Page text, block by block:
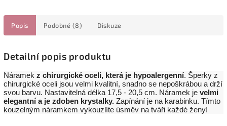
Popis Podobné (8) Diskuze
Detailní popis produktu
Náramek z chirurgické oceli, která je hypoalergenní. Šperky z
chirurgické oceli jsou velmi kvalitní, snadno se nepoškrábou a drží
svou barvu. Nastavitelná délka 17,5 - 20,5 cm. Náramek je velmi
elegantní a je zdoben krystalky. Zapínání je na karabinku. Tímto
kouzelným náramkem vykouzlíte úsměv na tváři každé ženy!